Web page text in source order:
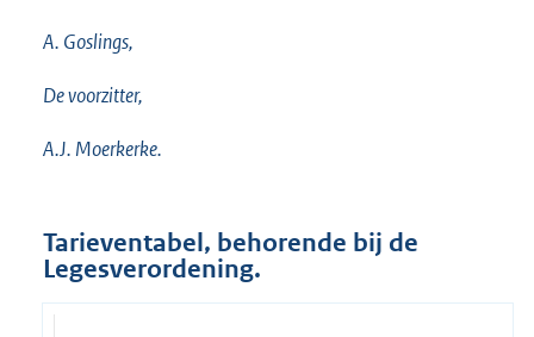
A. Goslings,
De voorzitter,
A.J. Moerkerke.
Tarieventabel, behorende bij de
Legesverordening.